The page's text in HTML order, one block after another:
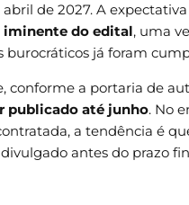
de 2027. A
do edital, uma
burocráticos já foram
conforme a portaria de
publicado até junho. No
a tendência é
antes do prazo